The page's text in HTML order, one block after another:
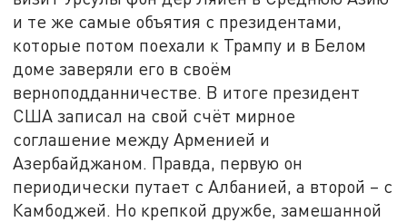
и те же самые объятия с президентами,
которые потом поехали к Трампу и в Белом
доме заверяли его в своём
верноподданничестве. В итоге президент
США записал на свой счёт мирное
соглашение между Арменией и
Азербайджаном. Правда, первую он
периодически путает с Албанией, а второй – с
Камбоджей. Но крепкой дружбе, замешанной